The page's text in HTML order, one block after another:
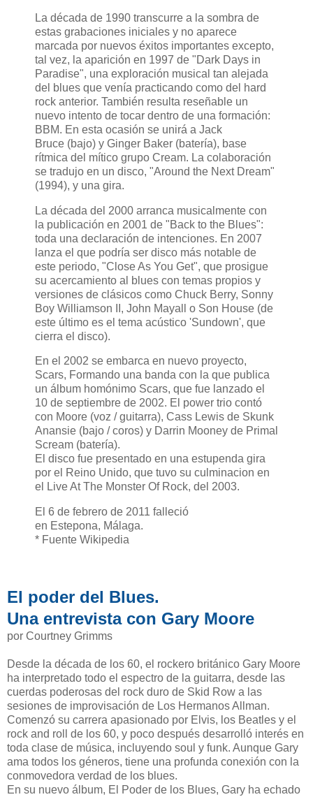
La década de 1990 transcurre a la sombra de
estas grabaciones iniciales y no aparece
marcada por nuevos éxitos importantes excepto,
tal vez, la aparición en 1997 de "Dark Days in
Paradise", una exploración musical tan alejada
del blues que venía practicando como del hard
rock anterior. También resulta reseñable un
nuevo intento de tocar dentro de una formación:
BBM. En esta ocasión se unirá a Jack
Bruce (bajo) y Ginger Baker (batería), base
rítmica del mítico grupo Cream. La colaboración
se tradujo en un disco, "Around the Next Dream"
(1994), y una gira.
La década del 2000 arranca musicalmente con
la publicación en 2001 de "Back to the Blues":
toda una declaración de intenciones. En 2007
lanza el que podría ser disco más notable de
este periodo, "Close As You Get", que prosigue
su acercamiento al blues con temas propios y
versiones de clásicos como Chuck Berry, Sonny
Boy Williamson II, John Mayall o Son House (de
este último es el tema acústico 'Sundown', que
cierra el disco).
En el 2002 se embarca en nuevo proyecto,
Scars, Formando una banda con la que publica
un álbum homónimo Scars, que fue lanzado el
10 de septiembre de 2002. El power trio contó
con Moore (voz / guitarra), Cass Lewis de Skunk
Anansie (bajo / coros) y Darrin Mooney de Primal
Scream (batería).
El disco fue presentado en una estupenda gira
por el Reino Unido, que tuvo su culminacion en
el Live At The Monster Of Rock, del 2003.
El 6 de febrero de 2011 falleció
en Estepona, Málaga.
* Fuente Wikipedia
El poder del Blues.
Una entrevista con Gary Moore
por Courtney Grimms
Desde la década de los 60, el rockero británico Gary Moore
ha interpretado todo el espectro de la guitarra, desde las
cuerdas poderosas del rock duro de Skid Row a las
sesiones de improvisación de Los Hermanos Allman.
Comenzó su carrera apasionado por Elvis, los Beatles y el
rock and roll de los 60, y poco después desarrolló interés en
toda clase de música, incluyendo soul y funk. Aunque Gary
ama todos los géneros, tiene una profunda conexión con la
conmovedora verdad de los blues.
En su nuevo álbum, El Poder de los Blues, Gary ha echado